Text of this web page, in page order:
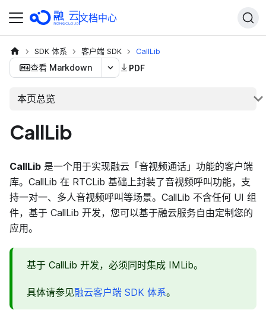
文档中心
SDK 体系 客户端 SDK CallLib
查看 Markdown PDF
本页总览
CallLib
CallLib 是一个用于实现融云「音视频通话」功能的客户端
库。CallLib 在 RTCLib 基础上封装了音视频呼叫功能，支
持一对一、多人音视频呼叫等场景。CallLib 不含任何 UI 组
件，基于 CallLib 开发，您可以基于融云服务自由定制您的
应用。
基于 CallLib 开发，必须同时集成 IMLib。
具体请参见融云客户端 SDK 体系。